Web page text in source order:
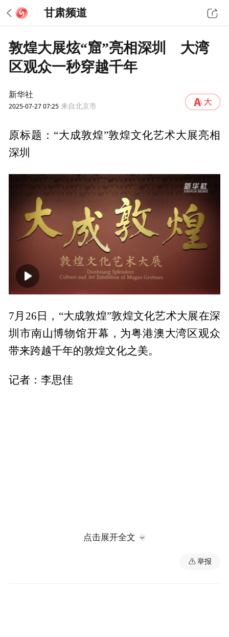
甘肃频道
敦煌大展炫“窟”亮相深圳 大湾
区观众一秒穿越千年
新华社
2025-07-27 07:25 来自北京市
原标题：“大成敦煌”敦煌文化艺术大展亮相
深圳
00:00
7月26日，“大成敦煌”敦煌文化艺术大展在深
圳市南山博物馆开幕，为粤港澳大湾区观众
带来跨越千年的敦煌文化之美。
记者：李思佳
新华社音视频部制作点击展开全文
举报